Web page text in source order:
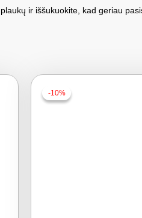
ir iššukuokite, kad geriau
-10%
-10%